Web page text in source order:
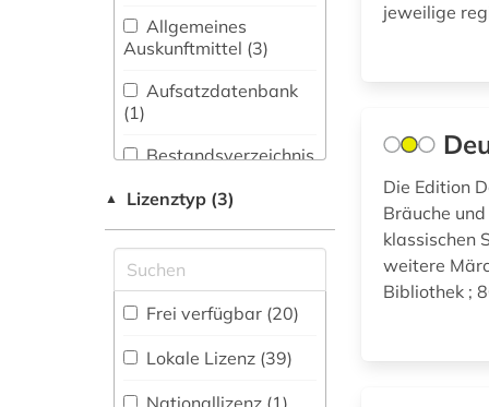
Buch- und
Bibliothekswesen,
Informationswissenschaft
(4)
Pharmazie (1)
Elektrotechnik,
Elektronik,
Nachrichtentechnik (9)
Energietechnik (1)
Ethnologie (6)
Geographie (0)
architektur (1)
atlas (2)
aufklärung (1)
aussprache (1)
automatisierungstechnik
(1)
autor (2)
bank (1)
Allgemeines
Auskunftmittel (3)
Aufsatzdatenbank
(1)
Bestandsverzeichnis
Buchhandelsverzeichnis
Disziplinäre
Forschungsdatenrepositorien
▲ Lizenztyp (3)
Frei verfügbar (20)
Lokale Lizenz (39)
jeweilige
Die Edition
Bräuche
klassischen
weitere
Bibliothek ;